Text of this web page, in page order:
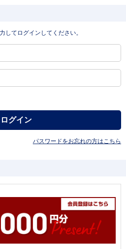
してログインしてください。
パスワードをお忘れの方はこちら